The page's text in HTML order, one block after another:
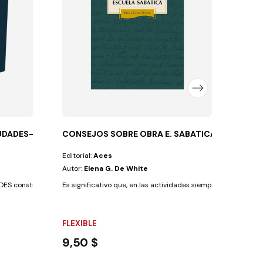
T/D
constituye un llamamiento a la acción, una...
CONSEJOS SOBRE OBRA E. SABATICA-RUSTICA
Editorial:Aces
Autor: Elena G. De White
Es significativo que, en las actividades siempre crecientes
FLEXIBLE
9,50 $